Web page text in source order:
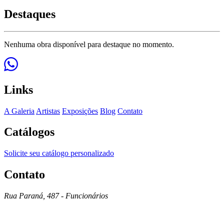
Destaques
Nenhuma obra disponível para destaque no momento.
Links
A Galeria Artistas Exposições Blog Contato
Catálogos
Solicite seu catálogo personalizado
Contato
Rua Paraná, 487 - Funcionários